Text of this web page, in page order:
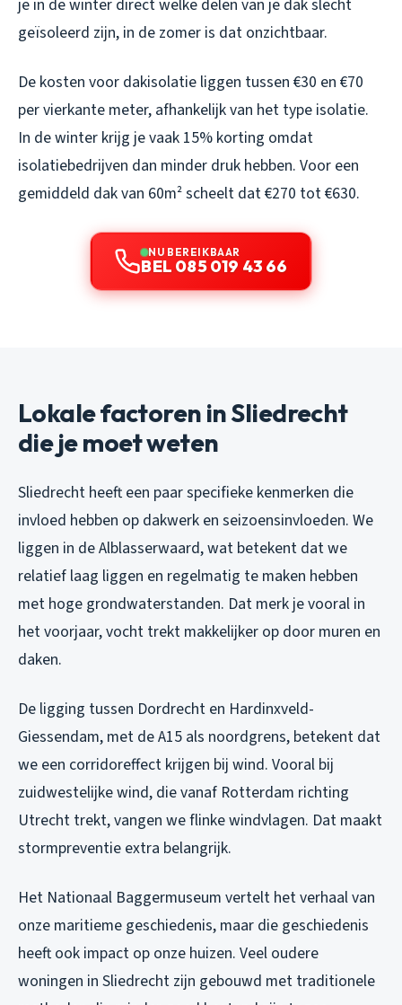
je in de winter direct welke delen van je dak slecht
geïsoleerd zijn, in de zomer is dat onzichtbaar.
De kosten voor dakisolatie liggen tussen €30 en €70
per vierkante meter, afhankelijk van het type isolatie.
In de winter krijg je vaak 15% korting omdat
isolatiebedrijven dan minder druk hebben. Voor een
gemiddeld dak van 60m² scheelt dat €270 tot €630.
NU BEREIKBAAR
BEL 085 019 43 66
Lokale factoren in Sliedrecht
die je moet weten
Sliedrecht heeft een paar specifieke kenmerken die
invloed hebben op dakwerk en seizoensinvloeden. We
liggen in de Alblasserwaard, wat betekent dat we
relatief laag liggen en regelmatig te maken hebben
met hoge grondwaterstanden. Dat merk je vooral in
het voorjaar, vocht trekt makkelijker op door muren en
daken.
De ligging tussen Dordrecht en Hardinxveld-
Giessendam, met de A15 als noordgrens, betekent dat
we een corridoreffect krijgen bij wind. Vooral bij
zuidwestelijke wind, die vanaf Rotterdam richting
Utrecht trekt, vangen we flinke windvlagen. Dat maakt
stormpreventie extra belangrijk.
Het Nationaal Baggermuseum vertelt het verhaal van
onze maritieme geschiedenis, maar die geschiedenis
heeft ook impact op onze huizen. Veel oudere
woningen in Sliedrecht zijn gebouwd met traditionele